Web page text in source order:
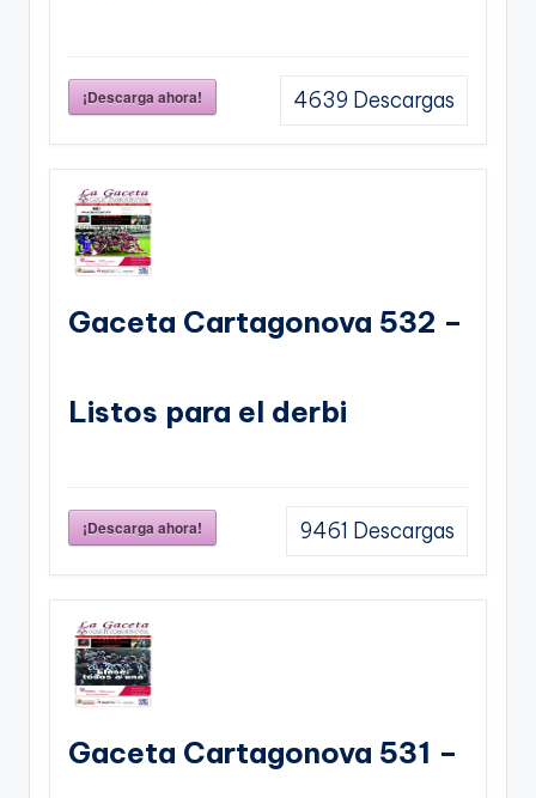
¡Descarga ahora! 4639 Descargas
Gaceta Cartagonova 532 –
Listos para el derbi
¡Descarga ahora! 9461 Descargas
Gaceta Cartagonova 531 –